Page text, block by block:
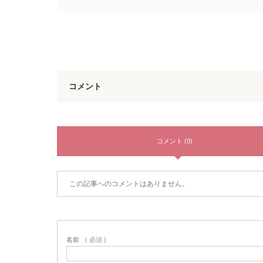
コメント
コメント (0)
この記事へのコメントはありません。
名前 ( 必須 )